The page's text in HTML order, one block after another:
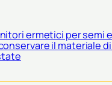
ermetici per semi
il materiale